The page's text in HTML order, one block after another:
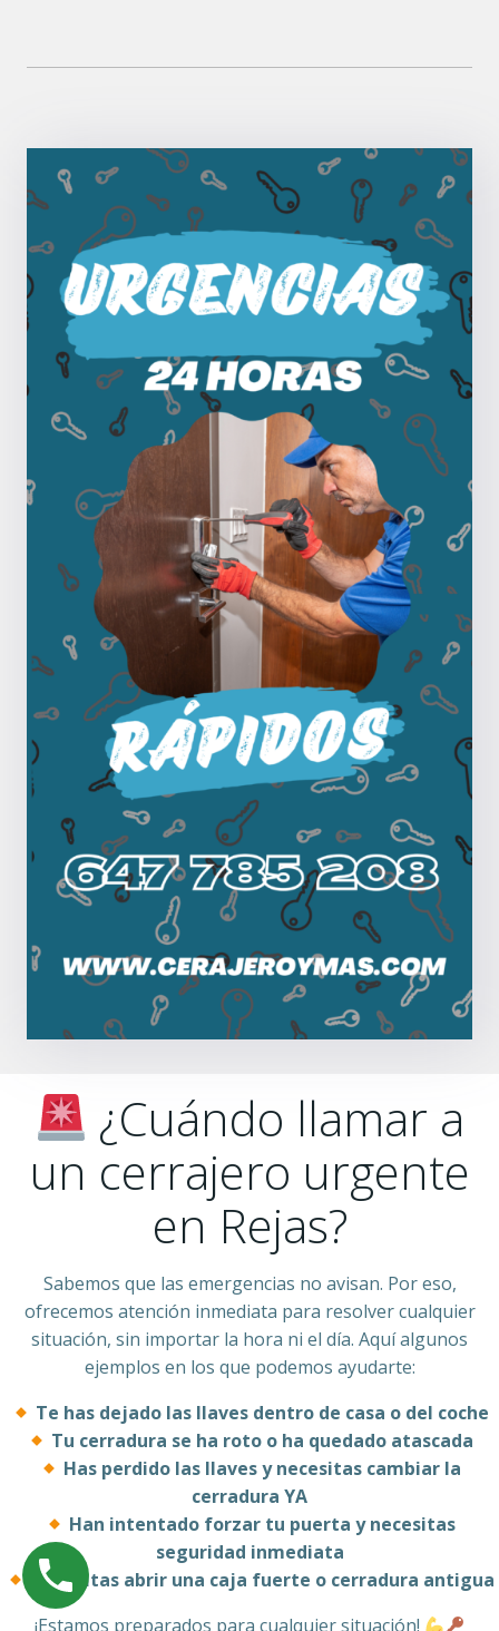
¿Cuándo llamar a
un cerrajero urgente
en Rejas?
Sabemos que las emergencias no avisan. Por eso,
ofrecemos atención inmediata para resolver cualquier
situación, sin importar la hora ni el día. Aquí algunos
ejemplos en los que podemos ayudarte:
Te has dejado las llaves dentro de casa o del coche
Tu cerradura se ha roto o ha quedado atascada
Has perdido las llaves y necesitas cambiar la
cerradura YA
Han intentado forzar tu puerta y necesitas
seguridad inmediata
Necesitas abrir una caja fuerte o cerradura antigua
¡Estamos preparados para cualquier situación!